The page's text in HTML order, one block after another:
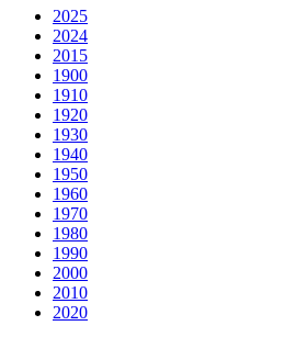
2025
2024
2015
1900
1910
1920
1930
1940
1950
1960
1970
1980
1990
2000
2010
2020